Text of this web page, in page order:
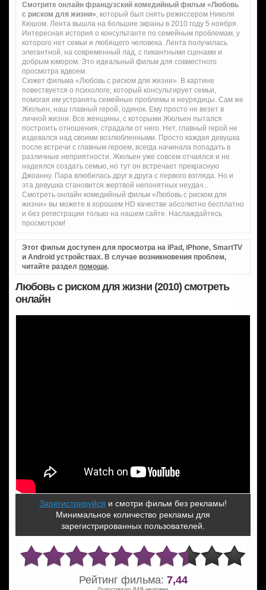
Смотрите онлайн французский комедийный фильм «Любовь
с риском для жизни», который был снять режиссером Николя
Кюшом. Лента вышла на большие экраны в 2010 году 5 ноября.
Интересная история о консультанте по семейным проблемам, у
которого нет семьи и любящего человека. Лента получилась
элегантной, на современный лад, с пикантными сценами и
добрым юмором. Это идеальный фильм для совместного
просмотра вдвоем.
Сюжет фильма «Любовь с риском для жизни». В картине
повествуется о психологе, который консультирует семьи,
помогая им устранять семейные проблемы и неурядицы. Сам же
Жюльен, наш главный герой, одинок. Ему просто не везет в
личной жизни. Все женщины, с которыми Жюльен пытался
построить отношения, страдали от него. Нет, главный герой не
издевался над своими возлюбленными. Просто каждая девушка
после встречи с главным героем, всегда начинала попадать в
различные неприятности. Жюльен уже совсем отчаялся и не
надеялся создать семью, но тут он встречает прекрасную
Джоанну. Пара влюбилась друг в друга с первого взгляда. Но и
эта девушка становится жертвой непонятных неудач...
Смотреть онлайн комедийный фильм «Любовь с риском для
жизни» вы можете в хорошем HD качестве абсолютно бесплатно
и без регистрации только на нашем сайте. Наслаждайтесь
просмотром!
Этот фильм доступен для просмотра на iPad, iPhone, SmartTV
и Android устройствах. В случае возникновения проблем,
читайте раздел помощи.
Любовь с риском для жизни (2010) смотреть
онлайн
Зарегистрируйся и смотри фильм без рекламы!
Минимальное количество рекламы для
зарегистрированных пользователей.
Рейтинг фильма: 7,44